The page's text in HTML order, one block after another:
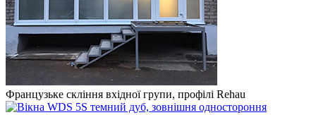
Французьке скління вхідної групи, профілі Rehau